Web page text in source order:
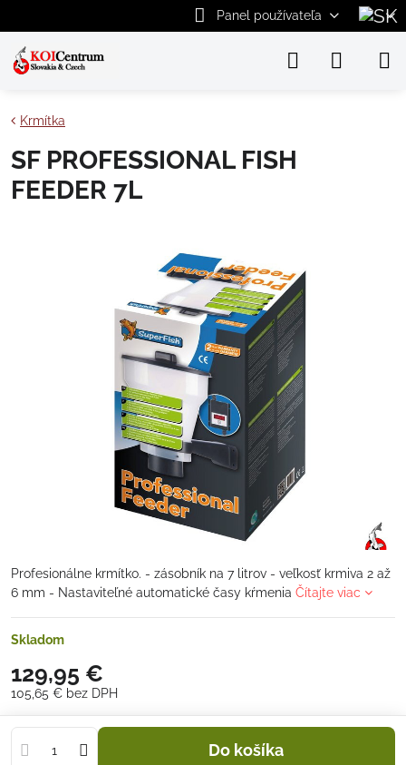
Panel používateľa
Krmítka
SF PROFESSIONAL FISH
FEEDER 7L
Profesionálne krmítko. - zásobník na 7 litrov - veľkosť krmiva 2 až
6 mm - Nastaviteľné automatické časy kŕmenia Čítajte viac
Skladom
129,95 €
105,65 € bez DPH
Do košíka